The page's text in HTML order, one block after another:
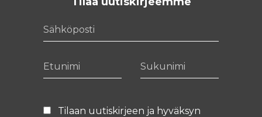
Tilaan uutiskirjeen ja hyväksyn